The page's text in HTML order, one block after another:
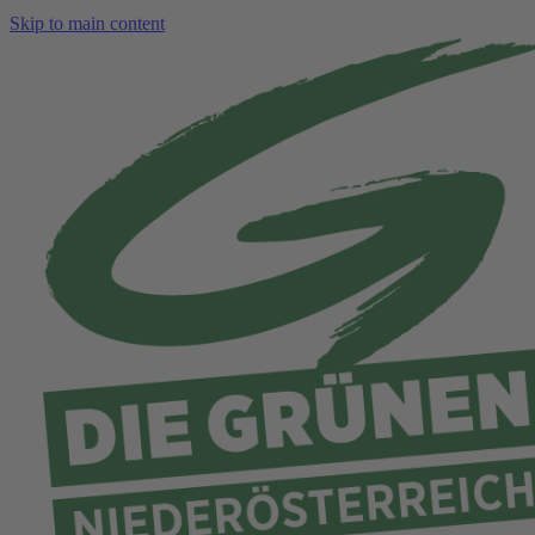
Skip to main content